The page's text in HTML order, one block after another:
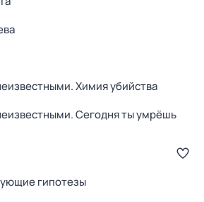
Химия убийства
Сегодня ты умрёшь
гипотезы